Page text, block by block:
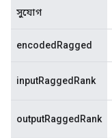
সুযোগ
encodedRagged
inputRaggedRank
outputRaggedRank